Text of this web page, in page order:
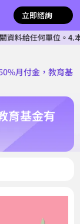
立即諮詢
任何單位。4.本公
月付金，教育基
育基金有